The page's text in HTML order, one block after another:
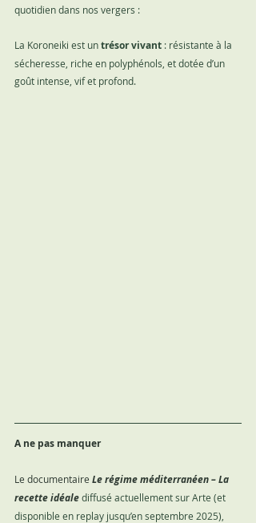
quotidien dans nos vergers :
La Koroneiki est un trésor vivant : résistante à la
sécheresse, riche en polyphénols, et dotée d’un
goût intense, vif et profond.
A ne pas manquer
Le documentaire Le régime méditerranéen – La
recette idéale diffusé actuellement sur Arte (et
disponible en replay jusqu’en septembre 2025),